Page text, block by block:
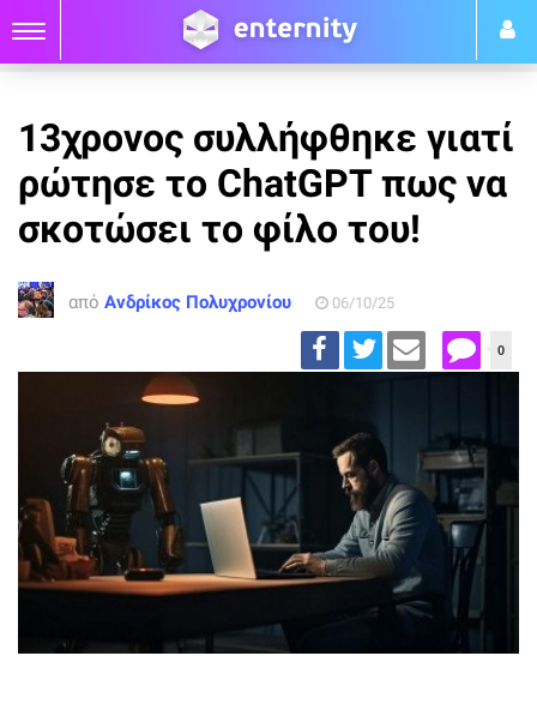
13χρονος συλλήφθηκε γιατί
ρώτησε το ChatGPT πως να
σκοτώσει το φίλο του!
από Ανδρίκος Πολυχρονίου 06/10/25
0